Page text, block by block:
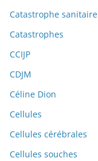
Catastrophe sanitaire
Catastrophes
CCIJP
CDJM
Céline Dion
Cellules
Cellules cérébrales
Cellules souches